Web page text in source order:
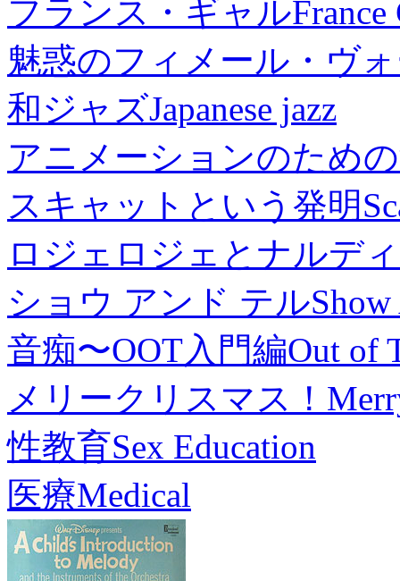
フランス・ギャルFrance
魅惑のフィメール・ヴ
和ジャズJapanese jazz
アニメーションのため
スキャットという発明
ロジェロジェとナルデ
ショウ アンド テル
音痴〜OOT入門編Out of
メリークリスマス！
性教育Sex Education
医療Medical